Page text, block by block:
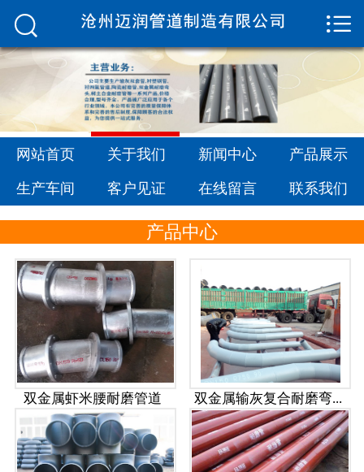
 网站首页
关于我们
新闻中心
产品展示
生产车间
联系我们


网站首页 关于我们 新闻中心 产品展示
生产车间 客户见证 在线留言 联系我们
产品中心
双金属虾米腰耐磨管道 双金属输灰复合耐磨弯...